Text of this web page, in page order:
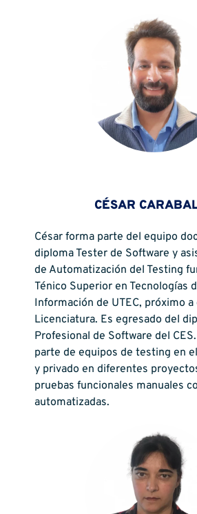
CÉSAR
César forma parte del equipo
diploma Tester de Software y
de Automatización del Testing
Ténico Superior en Tecnologías
Información de UTEC, próximo
Licenciatura. Es egresado del
Profesional de Software del
parte de equipos de testing en
y privado en diferentes
pruebas funcionales manuales
automatizadas.